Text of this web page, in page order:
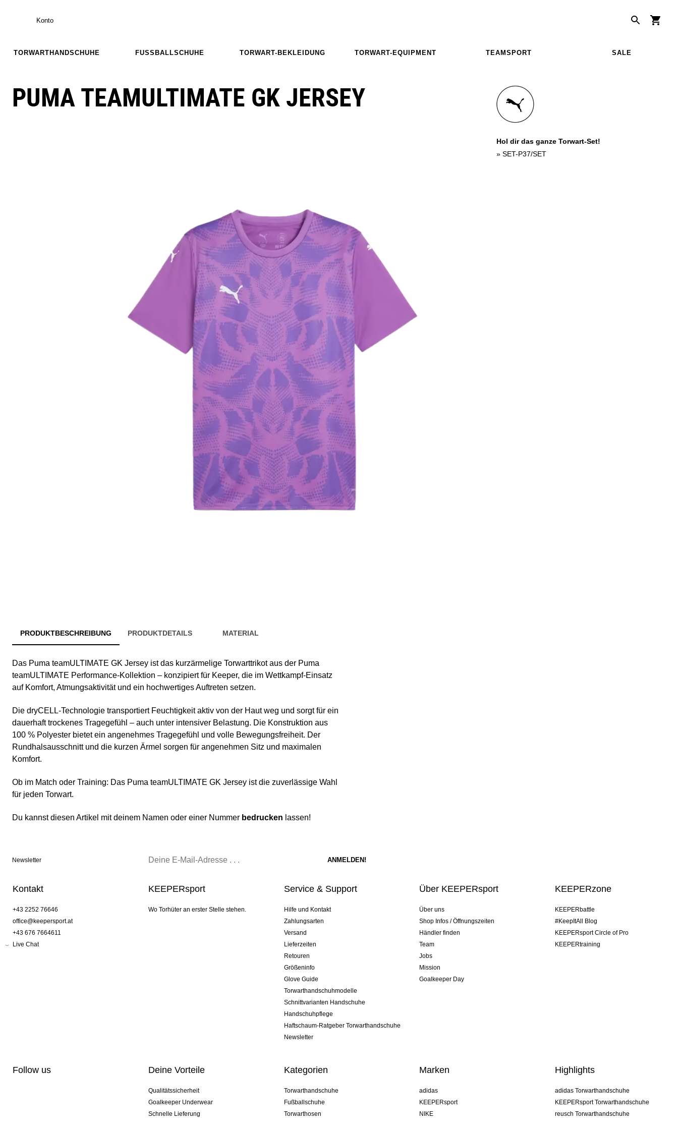
Konto
TORWARTHANDSCHUHE FUSSBALLSCHUHE TORWART-BEKLEIDUNG TORWART-EQUIPMENT TEAMSPORT SALE
PUMA TEAMULTIMATE GK JERSEY
Hol dir das ganze Torwart-Set!
» SET-P37/SET
PRODUKTBESCHREIBUNG PRODUKTDETAILS MATERIAL
Das Puma teamULTIMATE GK Jersey ist das kurzärmelige Torwarttrikot aus der Puma
teamULTIMATE Performance-Kollektion – konzipiert für Keeper, die im Wettkampf-Einsatz
auf Komfort, Atmungsaktivität und ein hochwertiges Auftreten setzen.
Die dryCELL-Technologie transportiert Feuchtigkeit aktiv von der Haut weg und sorgt für ein
dauerhaft trockenes Tragegefühl – auch unter intensiver Belastung. Die Konstruktion aus
100 % Polyester bietet ein angenehmes Tragegefühl und volle Bewegungsfreiheit. Der
Rundhalsausschnitt und die kurzen Ärmel sorgen für angenehmen Sitz und maximalen
Komfort.
Ob im Match oder Training: Das Puma teamULTIMATE GK Jersey ist die zuverlässige Wahl
für jeden Torwart.
Du kannst diesen Artikel mit deinem Namen oder einer Nummer bedrucken lassen!
Newsletter
Kontakt
+43 2252 76646
office@keepersport.at
+43 676 7664611
Live Chat
KEEPERsport
Wo Torhüter an erster Stelle stehen.
Service & Support
Hilfe und Kontakt
Zahlungsarten
Versand
Lieferzeiten
Retouren
Größeninfo
Glove Guide
Torwarthandschuhmodelle
Schnittvarianten Handschuhe
Handschuhpflege
Haftschaum-Ratgeber Torwarthandschuhe
Newsletter
Über KEEPERsport
Über uns
Shop Infos / Öffnungszeiten
Händler finden
Team
Jobs
Mission
Goalkeeper Day
KEEPERzone
KEEPERbattle
#KeepItAll Blog
KEEPERsport Circle of Pro
KEEPERtraining
Follow us Deine Vorteile
Qualitätssicherheit
Goalkeeper Underwear
Schnelle Lieferung
Kategorien
Torwarthandschuhe
Fußballschuhe
Torwarthosen
Marken
adidas
KEEPERsport
NIKE
Highlights
adidas Torwarthandschuhe
KEEPERsport Torwarthandschuhe
reusch Torwarthandschuhe